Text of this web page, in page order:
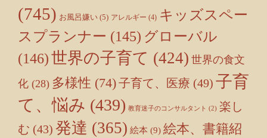
(745) お風呂嫌い (5) アレルギー (4) キッズスペー
スプランナー (145) グローバル
(146)世界の子育て (424) 世界の食文
化 (28) 多様性 (74)子育て、医療 (49) 子育
て、悩み (439) 教育迷子のコンサルタント (2) 楽し
む (43) 発達 (365) 絵本 (9) 絵本、書籍紹